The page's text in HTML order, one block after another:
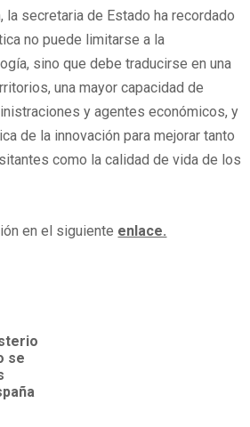
la secretaria de Estado ha recordado
no puede limitarse a la
sino que debe traducirse en una
una mayor capacidad de
y agentes económicos, y
de la innovación para mejorar tanto
como la calidad de vida de los
en el siguiente enlace.
se